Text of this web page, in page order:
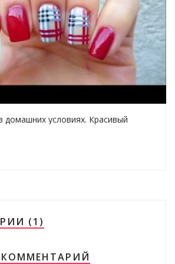
домашних условиях. Красивый
(1)